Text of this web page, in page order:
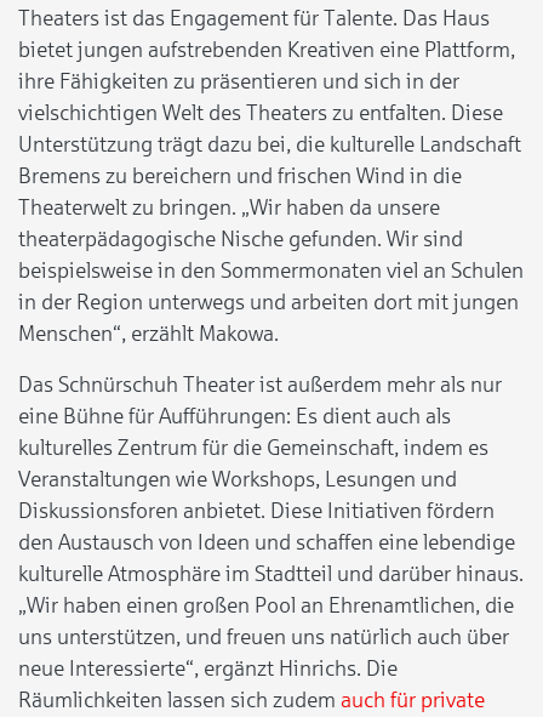
Theaters ist das Engagement für Talente. Das Haus
bietet jungen aufstrebenden Kreativen eine Plattform,
ihre Fähigkeiten zu präsentieren und sich in der
vielschichtigen Welt des Theaters zu entfalten. Diese
Unterstützung trägt dazu bei, die kulturelle Landschaft
Bremens zu bereichern und frischen Wind in die
Theaterwelt zu bringen. „Wir haben da unsere
theaterpädagogische Nische gefunden. Wir sind
beispielsweise in den Sommermonaten viel an Schulen
in der Region unterwegs und arbeiten dort mit jungen
Menschen“, erzählt Makowa.
Das Schnürschuh Theater ist außerdem mehr als nur
eine Bühne für Aufführungen: Es dient auch als
kulturelles Zentrum für die Gemeinschaft, indem es
Veranstaltungen wie Workshops, Lesungen und
Diskussionsforen anbietet. Diese Initiativen fördern
den Austausch von Ideen und schaffen eine lebendige
kulturelle Atmosphäre im Stadtteil und darüber hinaus.
„Wir haben einen großen Pool an Ehrenamtlichen, die
uns unterstützen, und freuen uns natürlich auch über
neue Interessierte“, ergänzt Hinrichs. Die
Räumlichkeiten lassen sich zudem auch für private